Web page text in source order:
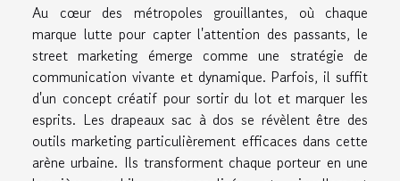
Au cœur des métropoles grouillantes, où chaque
marque lutte pour capter l'attention des passants, le
street marketing émerge comme une stratégie de
communication vivante et dynamique. Parfois, il suffit
d'un concept créatif pour sortir du lot et marquer les
esprits. Les drapeaux sac à dos se révèlent être des
outils marketing particulièrement efficaces dans cette
arène urbaine. Ils transforment chaque porteur en une